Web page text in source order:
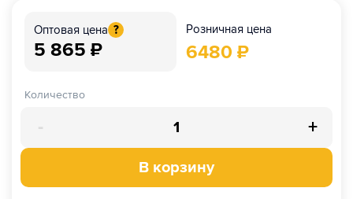
Оптовая цена ?
5 865 ₽
Розничная цена
6480 ₽
Количество
- +
В корзину